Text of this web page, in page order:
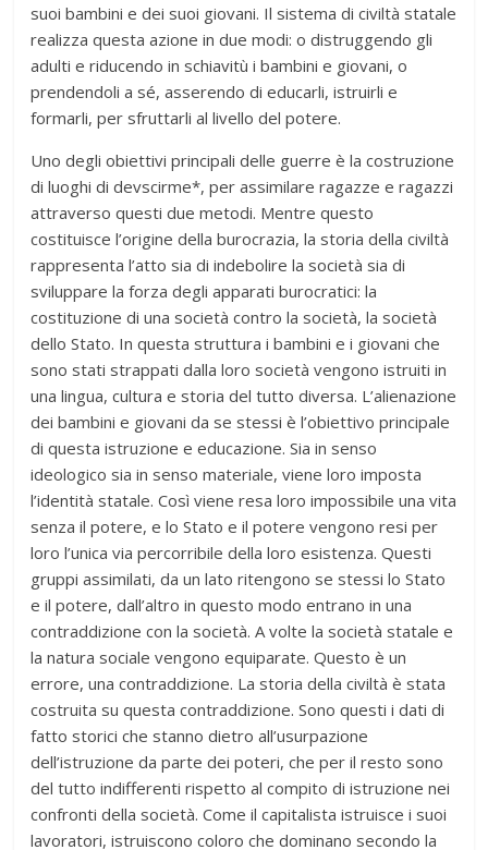
suoi bambini e dei suoi giovani. Il sistema di civiltà statale
realizza questa azione in due modi: o distruggendo gli
adulti e riducendo in schiavitù i bambini e giovani, o
prendendoli a sé, asserendo di educarli, istruirli e
formarli, per sfruttarli al livello del potere.
Uno degli obiettivi principali delle guerre è la costruzione
di luoghi di devscirme*, per assimilare ragazze e ragazzi
attraverso questi due metodi. Mentre questo
costituisce l’origine della burocrazia, la storia della civiltà
rappresenta l’atto sia di indebolire la società sia di
sviluppare la forza degli apparati burocratici: la
costituzione di una società contro la società, la società
dello Stato. In questa struttura i bambini e i giovani che
sono stati strappati dalla loro società vengono istruiti in
una lingua, cultura e storia del tutto diversa. L’alienazione
dei bambini e giovani da se stessi è l’obiettivo principale
di questa istruzione e educazione. Sia in senso
ideologico sia in senso materiale, viene loro imposta
l’identità statale. Così viene resa loro impossibile una vita
senza il potere, e lo Stato e il potere vengono resi per
loro l’unica via percorribile della loro esistenza. Questi
gruppi assimilati, da un lato ritengono se stessi lo Stato
e il potere, dall’altro in questo modo entrano in una
contraddizione con la società. A volte la società statale e
la natura sociale vengono equiparate. Questo è un
errore, una contraddizione. La storia della civiltà è stata
costruita su questa contraddizione. Sono questi i dati di
fatto storici che stanno dietro all’usurpazione
dell’istruzione da parte dei poteri, che per il resto sono
del tutto indifferenti rispetto al compito di istruzione nei
confronti della società. Come il capitalista istruisce i suoi
lavoratori, istruiscono coloro che dominano secondo la